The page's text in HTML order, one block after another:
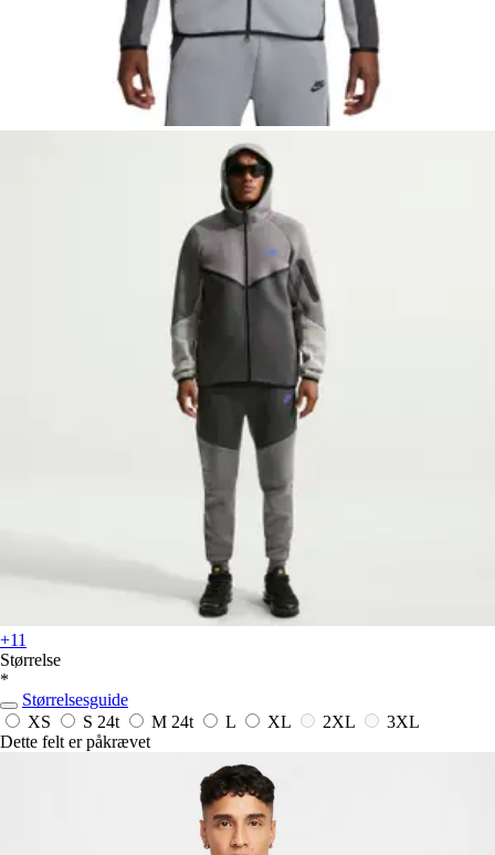
+11
Størrelse
*
Størrelsesguide
XS
S 24t M 24t L XL 2XL
3XL
Dette felt er påkrævet